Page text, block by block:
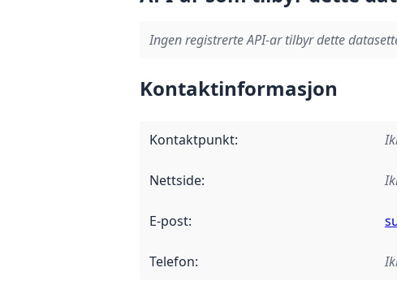
Ingen registrerte API-ar tilbyr dette
Kontaktinformasjon
Kontaktpunkt:
Nettside:
E-post:
Telefon: